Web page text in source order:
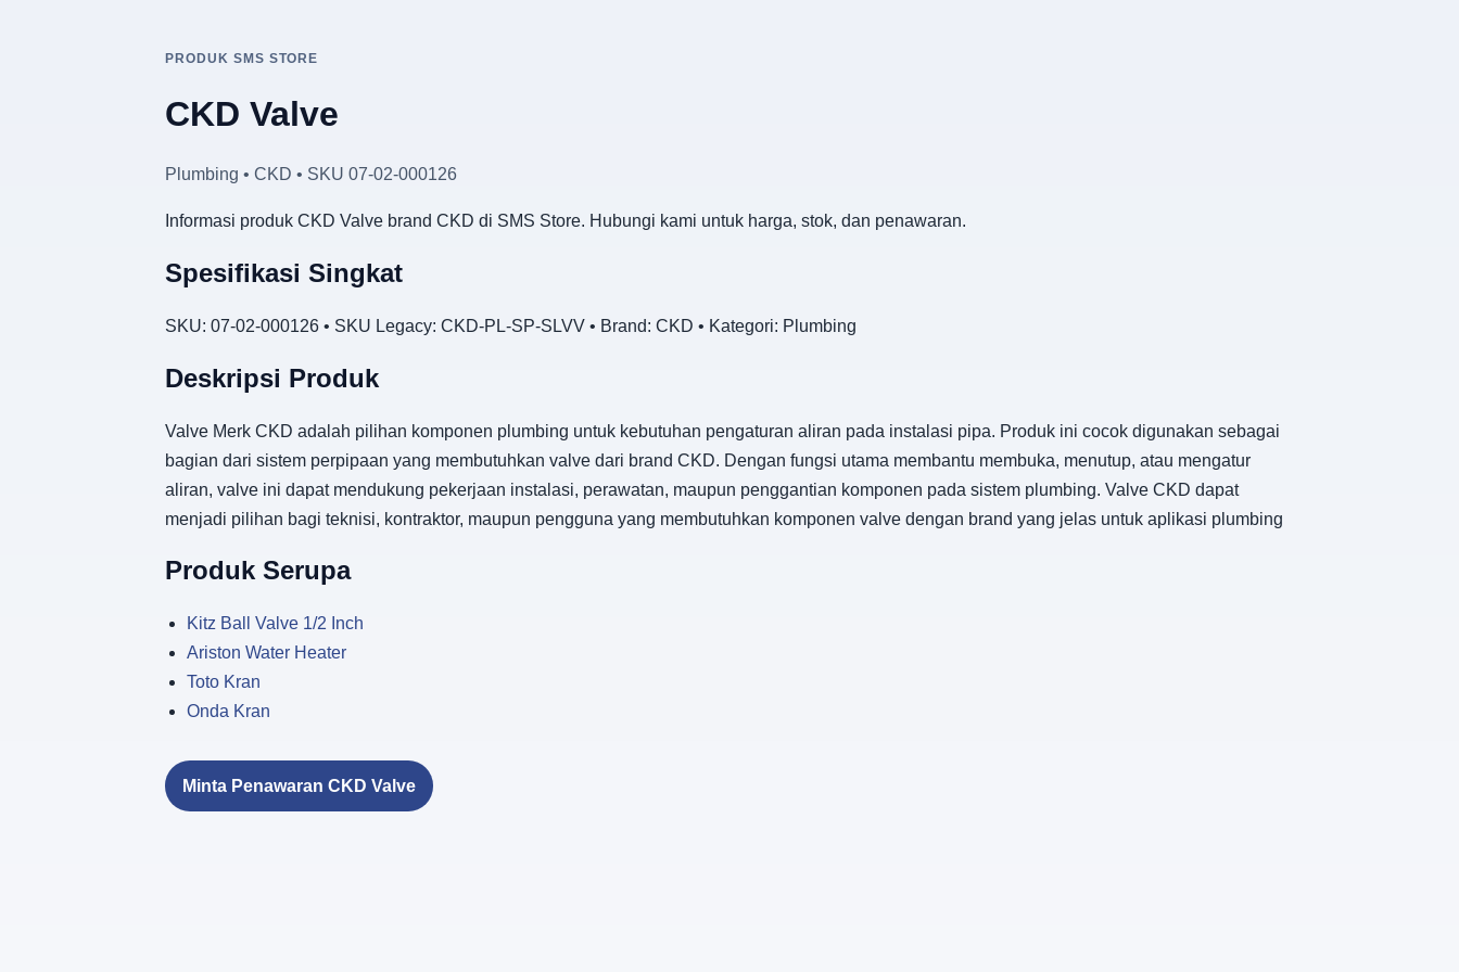
PRODUK SMS STORE
CKD Valve
Plumbing • CKD • SKU 07-02-000126
Informasi produk CKD Valve brand CKD di SMS Store. Hubungi kami untuk harga, stok, dan penawaran.
Spesifikasi Singkat
SKU: 07-02-000126 • SKU Legacy: CKD-PL-SP-SLVV • Brand: CKD • Kategori: Plumbing
Deskripsi Produk
Valve Merk CKD adalah pilihan komponen plumbing untuk kebutuhan pengaturan aliran pada instalasi pipa. Produk ini cocok digunakan sebagai
bagian dari sistem perpipaan yang membutuhkan valve dari brand CKD. Dengan fungsi utama membantu membuka, menutup, atau mengatur
aliran, valve ini dapat mendukung pekerjaan instalasi, perawatan, maupun penggantian komponen pada sistem plumbing. Valve CKD dapat
menjadi pilihan bagi teknisi, kontraktor, maupun pengguna yang membutuhkan komponen valve dengan brand yang jelas untuk aplikasi plumbing
Produk Serupa
Kitz Ball Valve 1/2 Inch
Ariston Water Heater
Toto Kran
Onda Kran
Minta Penawaran CKD Valve